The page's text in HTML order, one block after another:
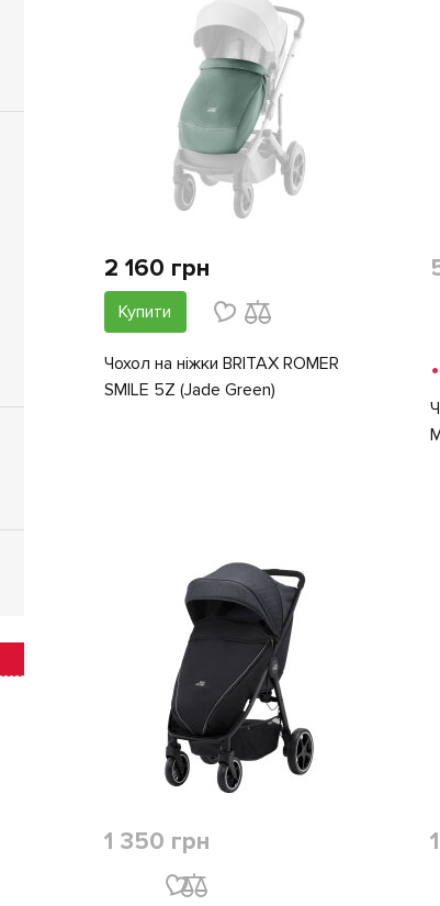
2 160 грн
Купити
Чохол на ніжки BRITAX ROMER
SMILE 5Z (Jade Green)
•
1 350 грн